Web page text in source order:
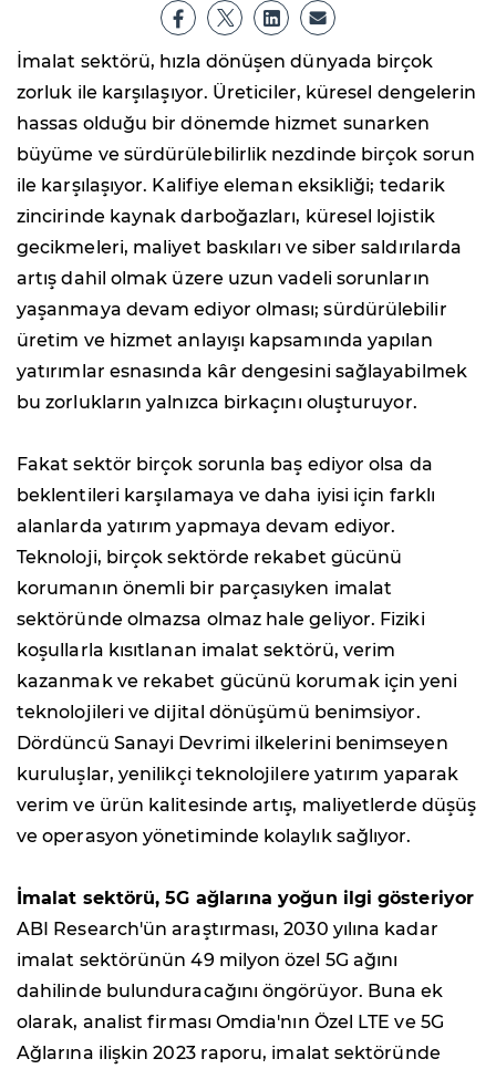
İmalat sektörü, hızla dönüşen dünyada birçok
zorluk ile karşılaşıyor. Üreticiler, küresel dengelerin
hassas olduğu bir dönemde hizmet sunarken
büyüme ve sürdürülebilirlik nezdinde birçok sorun
ile karşılaşıyor. Kalifiye eleman eksikliği; tedarik
zincirinde kaynak darboğazları, küresel lojistik
gecikmeleri, maliyet baskıları ve siber saldırılarda
artış dahil olmak üzere uzun vadeli sorunların
yaşanmaya devam ediyor olması; sürdürülebilir
üretim ve hizmet anlayışı kapsamında yapılan
yatırımlar esnasında kâr dengesini sağlayabilmek
bu zorlukların yalnızca birkaçını oluşturuyor.
Fakat sektör birçok sorunla baş ediyor olsa da
beklentileri karşılamaya ve daha iyisi için farklı
alanlarda yatırım yapmaya devam ediyor.
Teknoloji, birçok sektörde rekabet gücünü
korumanın önemli bir parçasıyken imalat
sektöründe olmazsa olmaz hale geliyor. Fiziki
koşullarla kısıtlanan imalat sektörü, verim
kazanmak ve rekabet gücünü korumak için yeni
teknolojileri ve dijital dönüşümü benimsiyor.
Dördüncü Sanayi Devrimi ilkelerini benimseyen
kuruluşlar, yenilikçi teknolojilere yatırım yaparak
verim ve ürün kalitesinde artış, maliyetlerde düşüş
ve operasyon yönetiminde kolaylık sağlıyor.
İmalat sektörü, 5G ağlarına yoğun ilgi gösteriyor
ABI Research'ün araştırması, 2030 yılına kadar
imalat sektörünün 49 milyon özel 5G ağını
dahilinde bulunduracağını öngörüyor. Buna ek
olarak, analist firması Omdia'nın Özel LTE ve 5G
Ağlarına ilişkin 2023 raporu, imalat sektöründe